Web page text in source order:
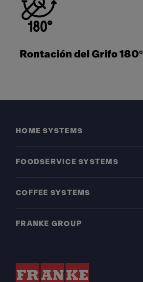
Rontación del Grifo 180º
HOME SYSTEMS
FOODSERVICE SYSTEMS
COFFEE SYSTEMS
FRANKE GROUP